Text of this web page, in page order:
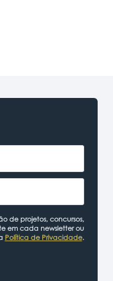
de projetos, concursos,
em cada newsletter ou
Política de Privacidade.